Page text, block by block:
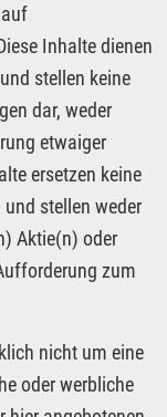
Inhalte dienen
stellen keine
dar, weder
etwaiger
ersetzen keine
stellen weder
Aktie(n) oder
zum
nicht um eine
oder werbliche